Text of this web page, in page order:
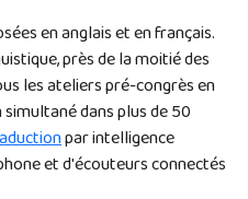
en anglais et en français.
près de la moitié des
les ateliers pré-congrès en
dans plus de 50
par intelligence
et d'écouteurs connectés